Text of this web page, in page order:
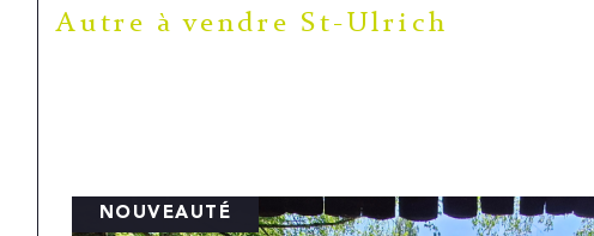
Autre à vendre St-Ulrich
NOUVEAUTÉ